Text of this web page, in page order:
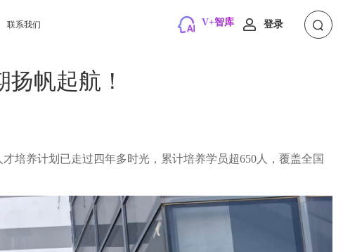
联系我们 V+智库 登录
帆起航！
培养计划已走过四年多时光，累计培养学员超650人，覆盖全国